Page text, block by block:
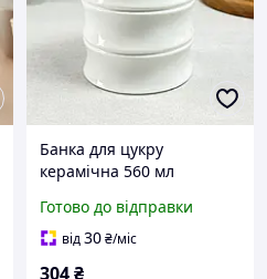
Банка для цукру
керамічна 560 мл
PJ03762-M1
Готово до відправки
від30₴/міс
304₴